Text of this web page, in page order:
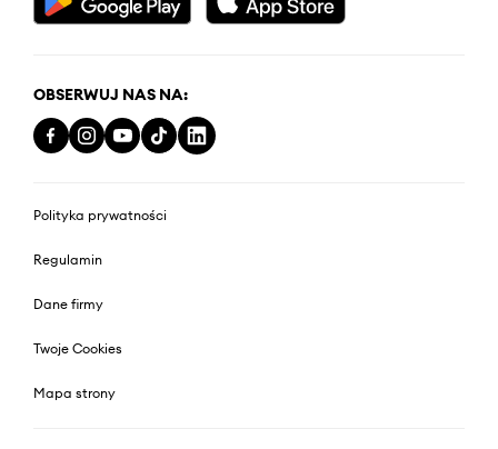
OBSERWUJ NAS NA:
Polityka prywatności
Regulamin
Dane firmy
Twoje Cookies
Mapa strony